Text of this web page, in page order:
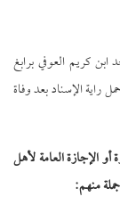
ابن كريم العوفي برابغ
راية الإسناد بعد وفاة
الإجازة العامة لأهل
منهم: